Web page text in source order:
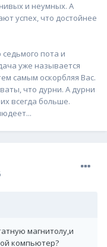
и неумных. А
успех, что достойнее
пота и
уже называется
самым оскорбляя Вас.
что дурни. А дурни
всегда больше.
магнитолу,и
компьютер?